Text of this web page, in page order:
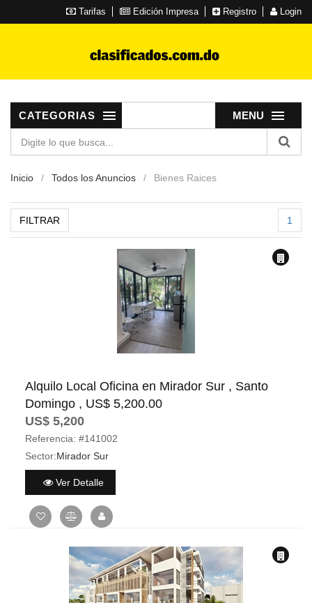
Tarifas Edición Impresa Registro Login
MENU
CATEGORIAS
Inicio Todos los Anuncios Bienes Raices
FILTRAR 1
Alquilo Local Oficina en Mirador Sur , Santo
Domingo , US$ 5,200.00
US$ 5,200
Referencia: #141002
Sector:Mirador Sur
Ver Detalle